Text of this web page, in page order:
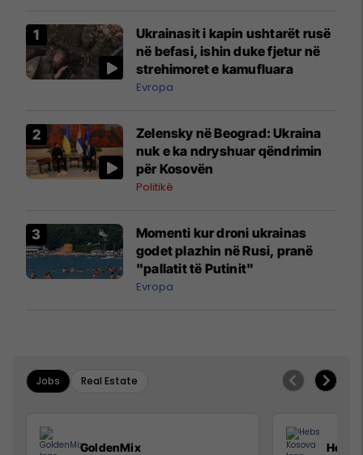
Ukrainasit i kapin ushtarët rusë
në befasi, ishin duke fjetur në
strehimoret e kamufluara
Evropa
Zelensky në Beograd: Ukraina
nuk e ka ndryshuar qëndrimin
për Kosovën
Politikë
Momenti kur droni ukrainas
godet plazhin në Rusi, pranë
"pallatit të Putinit"
Evropa
Jobs Real Estate
GoldenMix Hebs